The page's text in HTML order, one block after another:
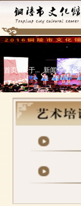
首页 关于本馆 新闻中心 文